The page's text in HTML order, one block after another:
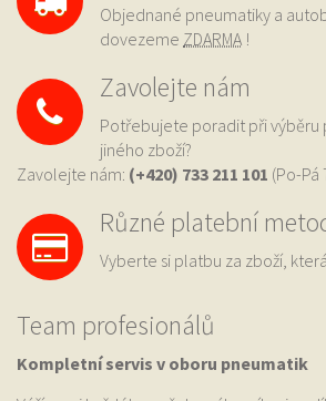
Objednané pneumatiky a
dovezeme ZDARMA !
Zavolejte nám
Potřebujete poradit při výběru
jiného zboží?
Zavolejte nám: (+420) 733 211 101 (Po-Pá
Různé platební
Vyberte si platbu za zboží,
Team profesionálů
Kompletní servis v oboru pneumatik